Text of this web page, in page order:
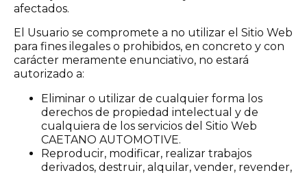
afectados.
El Usuario se compromete a no utilizar el Sitio Web
para fines ilegales o prohibidos, en concreto y con
carácter meramente enunciativo, no estará
autorizado a:
Eliminar o utilizar de cualquier forma los
derechos de propiedad intelectual y de
cualquiera de los servicios del Sitio Web
CAETANO AUTOMOTIVE.
Reproducir, modificar, realizar trabajos
derivados, destruir, alquilar, vender, revender,